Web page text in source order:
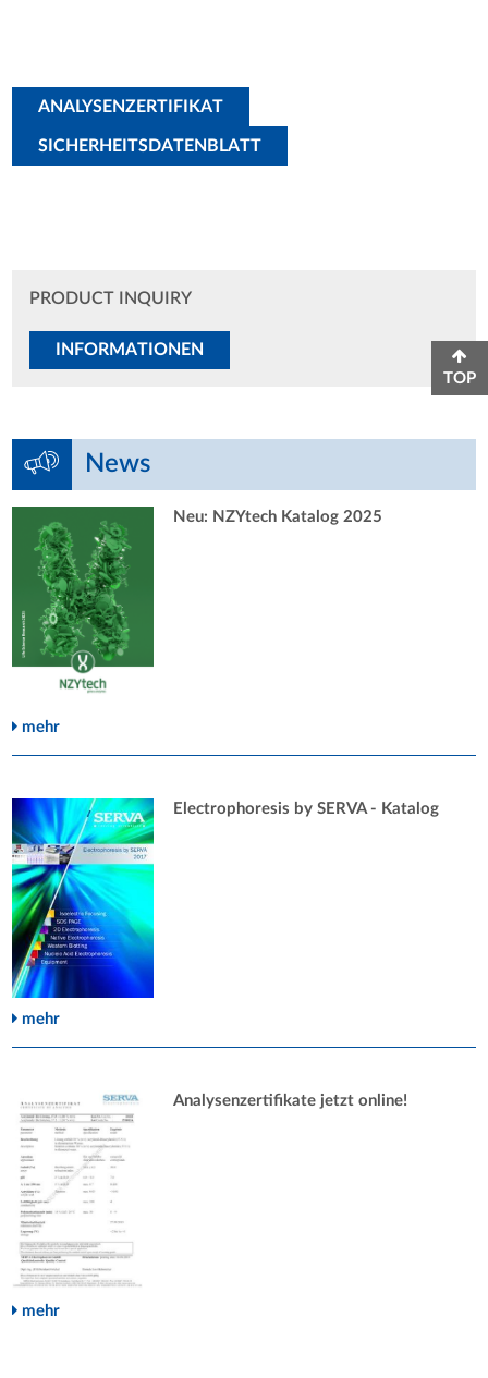
ANALYSENZERTIFIKAT
SICHERHEITSDATENBLATT
PRODUCT INQUIRY
INFORMATIONEN
News
Neu: NZYtech Katalog 2025
mehr
Electrophoresis by SERVA - Katalog
mehr
Analysenzertifikate jetzt online!
mehr
TOP